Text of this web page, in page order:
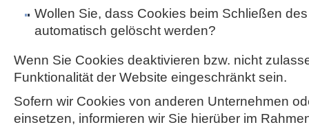
Wollen Sie, dass Cookies beim Schließen
automatisch gelöscht werden?
Wenn Sie Cookies deaktivieren bzw. nicht
Funktionalität der Website eingeschränkt sein.
Sofern wir Cookies von anderen Unternehmen
einsetzen, informieren wir Sie hierüber im